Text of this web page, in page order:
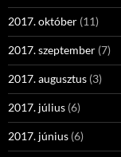
2017. október (11)
2017. szeptember (7)
2017. augusztus (3)
2017. július (6)
2017. június (6)